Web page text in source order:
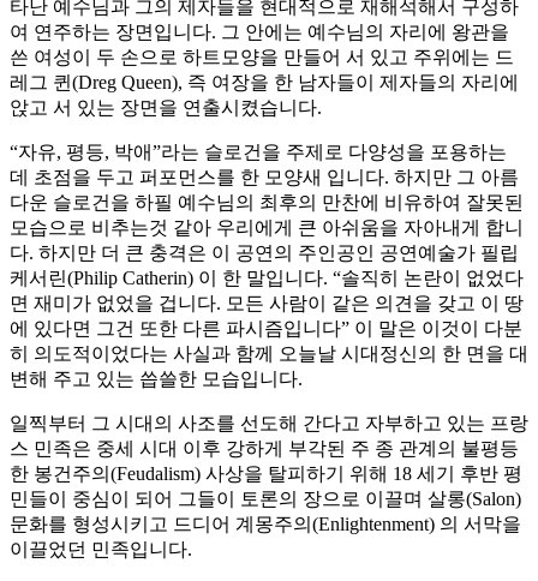
타난 예수님과 그의 제자들을 현대적으로 재해석해서 구성하
여 연주하는 장면입니다. 그 안에는 예수님의 자리에 왕관을
쓴 여성이 두 손으로 하트모양을 만들어 서 있고 주위에는 드
레그 퀸(Dreg Queen), 즉 여장을 한 남자들이 제자들의 자리에
앉고 서 있는 장면을 연출시켰습니다.
“자유, 평등, 박애”라는 슬로건을 주제로 다양성을 포용하는
데 초점을 두고 퍼포먼스를 한 모양새 입니다. 하지만 그 아름
다운 슬로건을 하필 예수님의 최후의 만찬에 비유하여 잘못된
모습으로 비추는것 같아 우리에게 큰 아쉬움을 자아내게 합니
다. 하지만 더 큰 충격은 이 공연의 주인공인 공연예술가 필립
케서린(Philip Catherin) 이 한 말입니다. “솔직히 논란이 없었다
면 재미가 없었을 겁니다. 모든 사람이 같은 의견을 갖고 이 땅
에 있다면 그건 또한 다른 파시즘입니다” 이 말은 이것이 다분
히 의도적이었다는 사실과 함께 오늘날 시대정신의 한 면을 대
변해 주고 있는 씁쓸한 모습입니다.
일찍부터 그 시대의 사조를 선도해 간다고 자부하고 있는 프랑
스 민족은 중세 시대 이후 강하게 부각된 주 종 관계의 불평등
한 봉건주의(Feudalism) 사상을 탈피하기 위해 18 세기 후반 평
민들이 중심이 되어 그들이 토론의 장으로 이끌며 살롱(Salon)
문화를 형성시키고 드디어 계몽주의(Enlightenment) 의 서막을
이끌었던 민족입니다.